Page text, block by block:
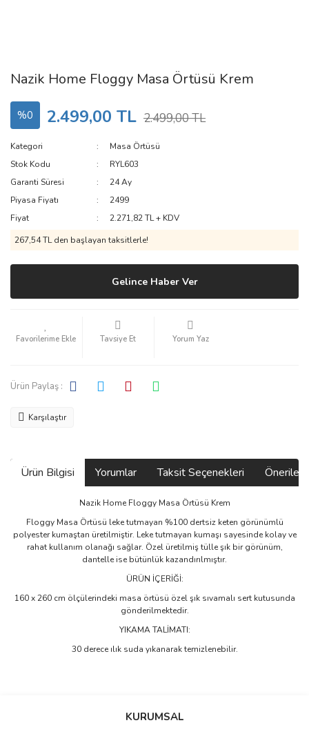
Nazik Home Floggy Masa Örtüsü Krem
%0 2.499,00 TL 2.499,00 TL
Kategori
Masa Örtüsü
Stok Kodu
RYL603
Garanti Süresi
24 Ay
Piyasa Fiyatı
2499
Fiyat
2.271,82 TL + KDV
267,54 TL den başlayan taksitlerle!
Gelince Haber Ver
Tavsiye Et Yorum Yaz
Ürün Paylaş :
Karşılaştır
Ürün Bilgisi Yorumlar Taksit Seçenekleri
Nazik Home Floggy Masa Örtüsü Krem
Floggy Masa Örtüsü leke tutmayan %100 dertsiz keten görünümlü
polyester kumaştan üretilmiştir. Leke tutmayan kumaşı sayesinde kolay ve
rahat kullanım olanağı sağlar. Özel üretilmiş tülle şık bir görünüm,
dantelle ise bütünlük kazandırılmıştır.
ÜRÜN İÇERİĞİ:
160 x 260 cm ölçülerindeki masa örtüsü özel şık sıvamalı sert kutusunda
gönderilmektedir.
YIKAMA TALİMATI:
30 derece ılık suda yıkanarak temizlenebilir.
Bu ürüne ilk yorumu siz yapın!
KURUMSAL